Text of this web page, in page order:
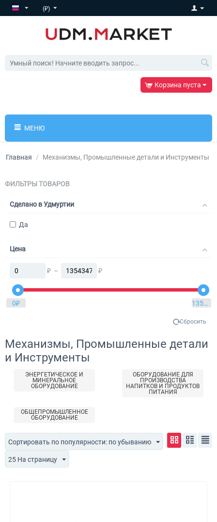
(₽)
Корзина пуста
МЕНЮ
Главная / Механизмы, Промышленные детали и Инструменты
ФИЛЬТРЫ ТОВАРОВ
Сделано в Удмуртии
Да
Цена
₽ – ₽
0₽ 13543470
Сбросить
Механизмы, Промышленные детали
и Инструменты
ЭНЕРГЕТИЧЕСКОЕ И
МИНЕРАЛЬНОЕ
ОБОРУДОВАНИЕ
ОБОРУДОВАНИЕ ДЛЯ
ПРОИЗВОДСТВА
НАПИТКОВ И ПРОДУКТОВ
ПИТАНИЯ
ОБЩЕПРОМЫШЛЕННОЕ
ОБОРУДОВАНИЕ
Сортировать по популярности: по убыванию
25 На страницу